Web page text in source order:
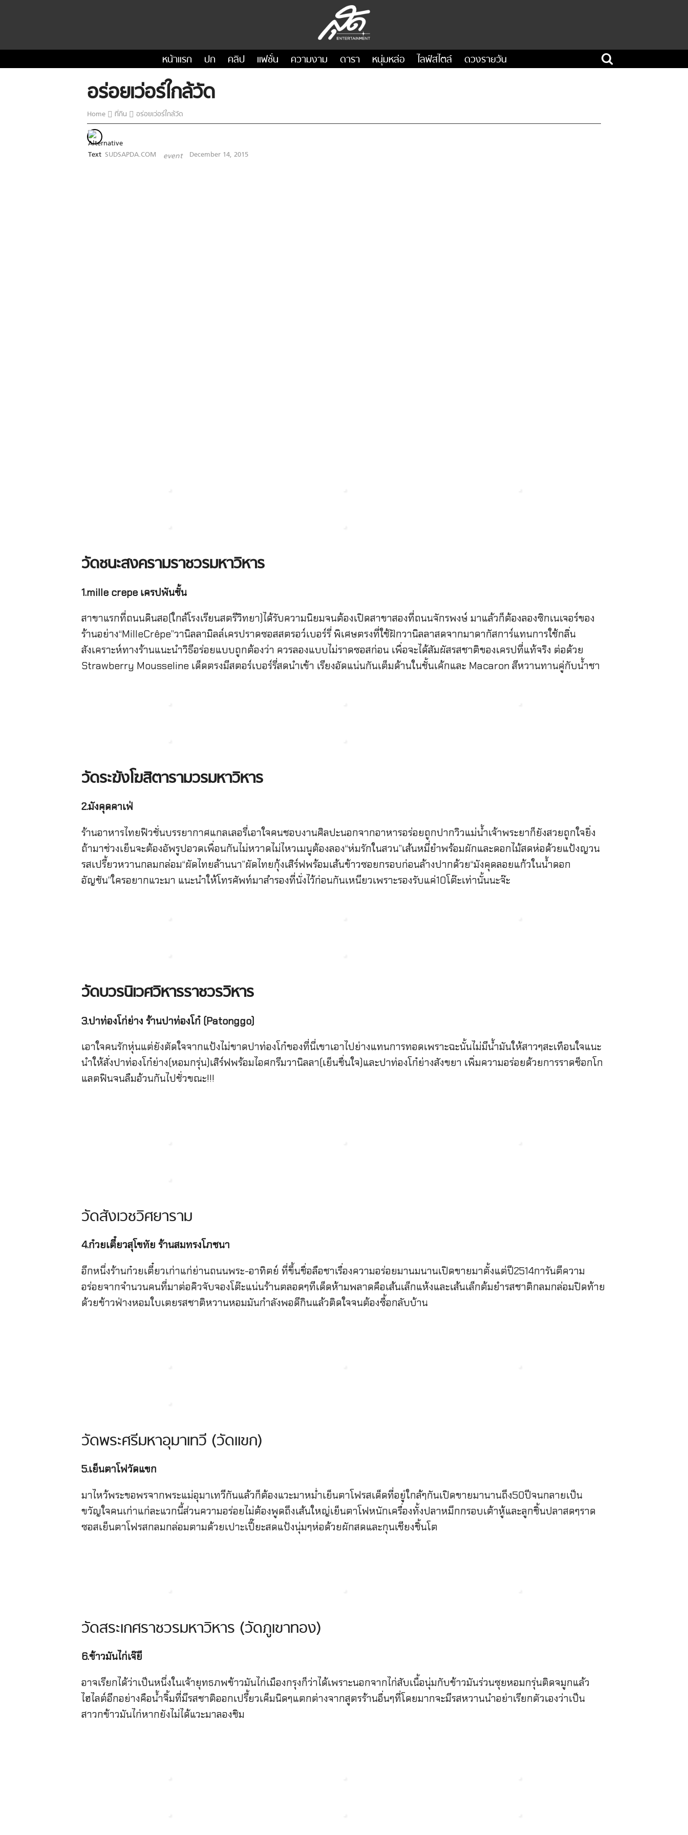
หน้าแรก ปก คลิป แฟชั่น ความงาม ดารา หนุ่มหล่อ ไลฟ์สไตล์ ดวงรายวัน
อร่อยเว่อร์ใกล้วัด
Home ที่กิน อร่อยเว่อร์ใกล้วัด
SUDSAPDA.COM event December 14, 2015
วัดชนะสงครามราชวรมหาวิหาร
1.mille crepe เครปพันชั้น
สาขาแรกที่ถนนดินสอ(ใกล้โรงเรียนสตรีวิทยา)ได้รับความนิยมจนต้องเปิดสาขาสองที่ถนนจักรพงษ์ มาแล้วก็ต้องลองซิกเนเจอร์ของ
ร้านอย่าง“MilleCrêpe”วานิลลามิลล์เครปราดซอสสตรอว์เบอร์รี่ พิเศษตรงที่ใช้ฝักวานิลลาสดจากมาดากัสการ์แทนการใช้กลิ่น
สังเคราะห์ทางร้านแนะนำวิธีอร่อยแบบถูกต้องว่า ควรลองแบบไม่ราดซอสก่อน เพื่อจะได้สัมผัสรสชาติของเครปที่แท้จริง ต่อด้วย
Strawberry Mousseline เด็ดตรงมีสตอร์เบอร์รี่สดนำเข้า เรียงอัดแน่นกันเต็มด้านในชั้นเค้กและ Macaron สีหวานทานคู่กับน้ำชา
วัดระฆังโฆสิตารามวรมหาวิหาร
2.มังคุดคาเฟ่
ร้านอาหารไทยฟิวชั่นบรรยากาศแกลเลอรี่เอาใจคนชอบงานศิลปะนอกจากอาหารอร่อยถูกปากวิวแม่น้ำเจ้าพระยาก็ยังสวยถูกใจยิ่ง
ถ้ามาช่วงเย็นจะต้องอัพรูปอวดเพื่อนกันไม่หวาดไม่ไหวเมนูต้องลอง“ห่มรักในสวน”เส้นหมี่ยําพร้อมผักและดอกไม้สดห่อด้วยแป้งญวน
รสเปรี้ยวหวานกลมกล่อม“ผัดไทยล้านนา”ผัดไทยกุ้งเสิร์ฟพร้อมเส้นข้าวซอยกรอบก่อนล้างปากด้วย“มังคุดลอยแก้วในน้ำดอก
อัญชัน”ใครอยากแวะมา แนะนําให้โทรศัพท์มาสํารองที่นั่งไว้ก่อนกันเหนียวเพราะรองรับแค่10โต๊ะเท่านั้นนะจ๊ะ
วัดบวรนิเวศวิหารราชวรวิหาร
3.ปาท่องโก่ย่าง ร้านปาท่องโก๋ (Patonggo)
เอาใจคนรักหุ่นแต่ยังตัดใจจากแป้งไม่ขาดปาท่องโก๋ของที่นี่เขาเอาไปย่างแทนการทอดเพราะฉะนั้นไม่มีน้ํามันให้สาวๆสะเทือนใจแนะ
นําให้สั่งปาท่องโก๋ย่าง(หอมกรุ่น)เสิร์ฟพร้อมไอศกรีมวานิลลา(เย็นชื่นใจ)และปาท่องโก๋ย่างสังขยา เพิ่มความอร่อยด้วยการราดช็อกโก
แลตฟินจนลืมอ้วนกันไปชั่วขณะ!!!
วัดสังเวชวิศยาราม
4.ก๋วยเตี๋ยวสุโขทัย ร้านสมทรงโภชนา
อีกหนึ่งร้านก๋วยเตี๋ยวเก่าแก่ย่านถนนพระ-อาทิตย์ ที่ขึ้นชื่อลือชาเรื่องความอร่อยมานมนานเปิดขายมาตั้งแต่ปี2514การันตีความ
อร่อยจากจํานวนคนที่มาต่อคิวจับจองโต๊ะแน่นร้านตลอดๆทีเด็ดห้ามพลาดคือเส้นเล็กแห้งและเส้นเล็กต้มยํารสชาติกลมกล่อมปิดท้าย
ด้วยข้าวฟ่างหอมใบเตยรสชาติหวานหอมมันกําลังพอดีกินแล้วติดใจจนต้องซื้อกลับบ้าน
วัดพระศรีมหาอุมาเทวี (วัดแขก)
5.เย็นตาโฟวัดแขก
มาไหว้พระขอพรจากพระแม่อุมาเทวีกันแล้วก็ต้องแวะมาหม่ำเย็นตาโฟรสเด็ดที่อยู่ใกล้ๆกันเปิดขายมานานถึง50ปีจนกลายเป็น
ขวัญใจคนเก่าแก่ละแวกนี้ส่วนความอร่อยไม่ต้องพูดถึงเส้นใหญ่เย็นตาโฟหนักเครื่องทั้งปลาหมึกกรอบเต้าหู้และลูกชิ้นปลาสดๆราด
ซอสเย็นตาโฟรสกลมกล่อมตามด้วยเปาะเปี๊ยะสดแป้งนุ่มๆห่อด้วยผักสดและกุนเชียงชิ้นโต
วัดสระเกศราชวรมหาวิหาร (วัดภูเขาทอง)
6.ข้าวมันไก่เจ๊ยี
อาจเรียกได้ว่าเป็นหนึ่งในเจ้ายุทธภพข้าวมันไก่เมืองกรุงก็ว่าได้เพราะนอกจากไก่สับเนื้อนุ่มกับข้าวมันร่วนซุยหอมกรุ่นติดจมูกแล้ว
ไฮไลต์อีกอย่างคือน้ำจิ้มที่มีรสชาติออกเปรี้ยวเค็มนิดๆแตกต่างจากสูตรร้านอื่นๆที่โดยมากจะมีรสหวานนําอย่าเรียกตัวเองว่าเป็น
สาวกข้าวมันไก่หากยังไม่ได้แวะมาลองชิม